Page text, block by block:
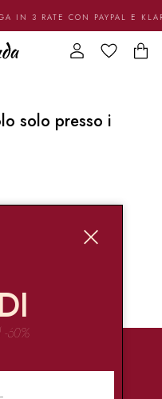
IN 3 RATE CON PAYPAL E
solo presso i
60%